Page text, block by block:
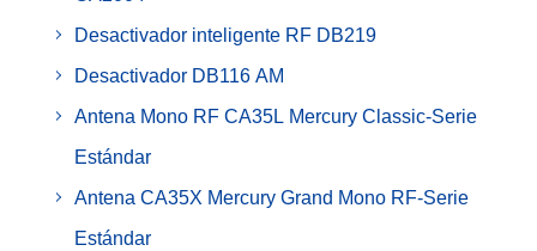
Desactivador inteligente RF DB219
Desactivador DB116 AM
Antena Mono RF CA35L Mercury Classic-Serie
Estándar
Antena CA35X Mercury Grand Mono RF-Serie
Estándar